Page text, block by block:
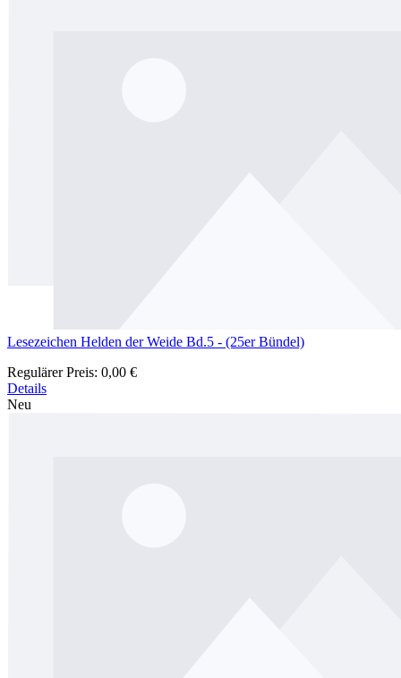
Lesezeichen Helden der Weide Bd.5 - (25er Bündel)
Regulärer Preis: 0,00 €
Details
Neu